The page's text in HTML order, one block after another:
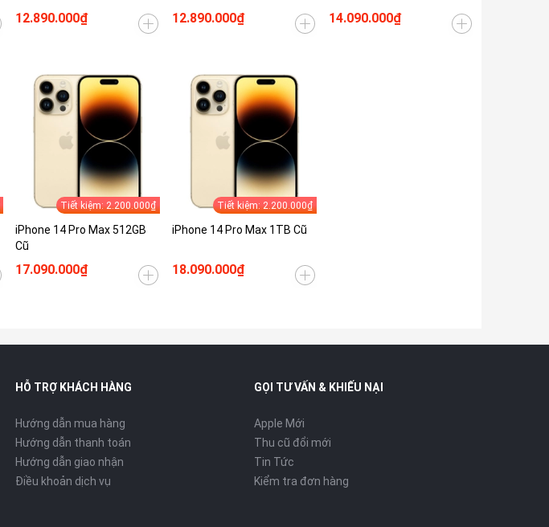
12.890.000₫ 12.890.000₫ 14.090.000₫
Tiết kiệm: 2.200.000₫
iPhone 14 Pro Max 512GB
Cũ
17.090.000₫
Tiết kiệm: 2.200.000₫
iPhone 14 Pro Max 1TB Cũ
18.090.000₫
HỖ TRỢ KHÁCH HÀNG
Hướng dẫn mua hàng
Hướng dẫn thanh toán
Hướng dẫn giao nhận
Điều khoản dịch vụ
GỌI TƯ VẤN & KHIẾU NẠI
Apple Mới
Thu cũ đổi mới
Tin Tức
Kiểm tra đơn hàng